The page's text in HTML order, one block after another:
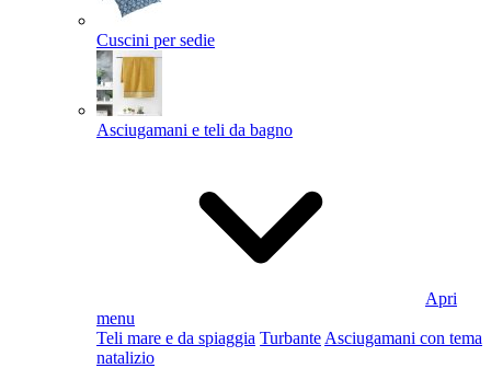
Cuscini per sedie
Asciugamani e teli da bagno
Apri
menu
Teli mare e da spiaggia Turbante Asciugamani con tema
natalizio